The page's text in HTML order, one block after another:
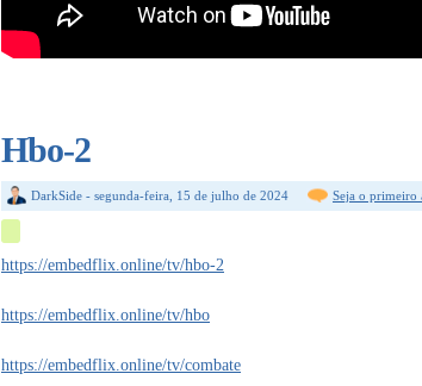
Hbo-2
DarkSide - segunda-feira, 15 de julho de 2024 Seja o primeiro
https://embedflix.online/tv/hbo-2
https://embedflix.online/tv/hbo
https://embedflix.online/tv/combate